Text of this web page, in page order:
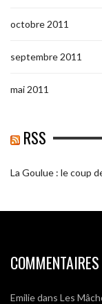
octobre 2011
septembre 2011
mai 2011
RSS
La Goulue : le coup
COMMENTAIRES
Emiliedans Les